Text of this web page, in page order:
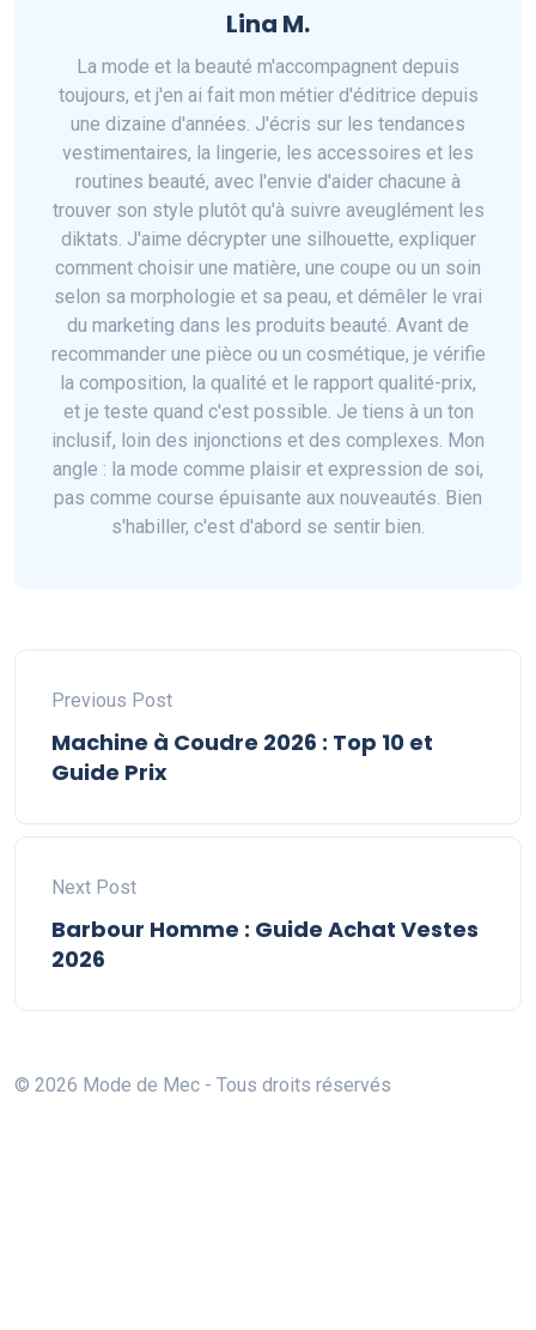
Lina M.
La mode et la beauté m'accompagnent depuis
toujours, et j'en ai fait mon métier d'éditrice depuis
une dizaine d'années. J'écris sur les tendances
vestimentaires, la lingerie, les accessoires et les
routines beauté, avec l'envie d'aider chacune à
trouver son style plutôt qu'à suivre aveuglément les
diktats. J'aime décrypter une silhouette, expliquer
comment choisir une matière, une coupe ou un soin
selon sa morphologie et sa peau, et démêler le vrai
du marketing dans les produits beauté. Avant de
recommander une pièce ou un cosmétique, je vérifie
la composition, la qualité et le rapport qualité-prix,
et je teste quand c'est possible. Je tiens à un ton
inclusif, loin des injonctions et des complexes. Mon
angle : la mode comme plaisir et expression de soi,
pas comme course épuisante aux nouveautés. Bien
s'habiller, c'est d'abord se sentir bien.
Previous Post
Machine à Coudre 2026 : Top 10 et
Guide Prix
Next Post
Barbour Homme : Guide Achat Vestes
2026
© 2026 Mode de Mec - Tous droits réservés